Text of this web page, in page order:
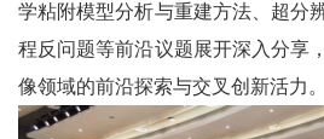
学粘附模型分析与重建方法、超分
程反问题等前沿议题展开深入分享
像领域的前沿探索与交叉创新活力。